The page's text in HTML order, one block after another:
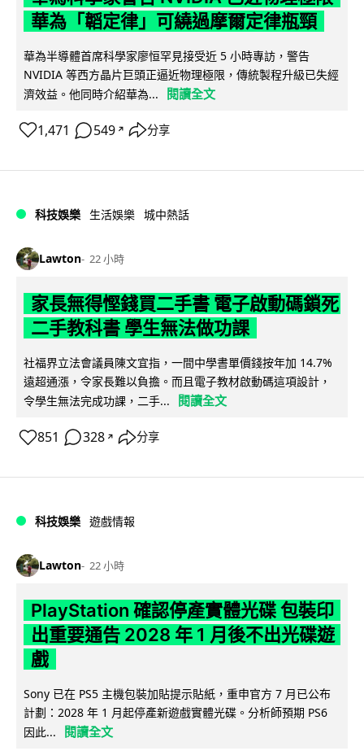
華為「韜定律」可繞過摩爾定律瓶頸
華為半導體首席科學家廖恒罕見接受近 5 小時專訪，警告
NVIDIA 等西方晶片巨頭正逼近物理極限，傳統製程升級已失經
濟效益。他同時介紹華為...
閱讀全文
1,471 549 ↗ 分享
科技娛樂 生活娛樂 城中熱話
Lawton 22 小時
家長無得慳錢買二手書 電子啟動碼鎖死
二手教科書 學生無法做功課
社福界立法會議員陳文宜指，一間中學書單價錢按年加 14.7%
遠超通漲，令家長難以負擔。而且電子教材啟動碼這項設計，
令學生無法完成功課，二手...
閱讀全文
851 328 ↗ 分享
科技娛樂 遊戲情報
Lawton 22 小時
PlayStation 確認停產實體光碟 包裝印
出重要通告 2028 年 1 月後不出光碟遊
戲
Sony 已在 PS5 主機包裝加貼提示貼紙，重申官方 7 月已公布
計劃：2028 年 1 月起停產新遊戲實體光碟。分析師預期 PS6
因此...
閱讀全文